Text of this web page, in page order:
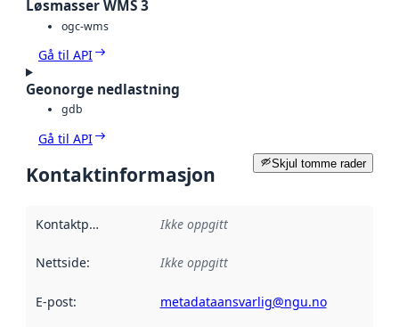
Løsmasser WMS 3
ogc-wms
Gå til API
Geonorge nedlastning
gdb
Gå til API
Skjul tomme rader
Kontaktinformasjon
Kontaktpunkt Ikke oppgitt
Nettside: Ikke oppgitt
E-post: metadataansvarlig@ngu.no